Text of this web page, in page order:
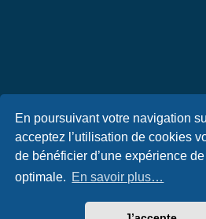
En poursuivant votre navigation
acceptez l’utilisation de cookies
de bénéficier d’une expérience
optimale. En savoir plus…